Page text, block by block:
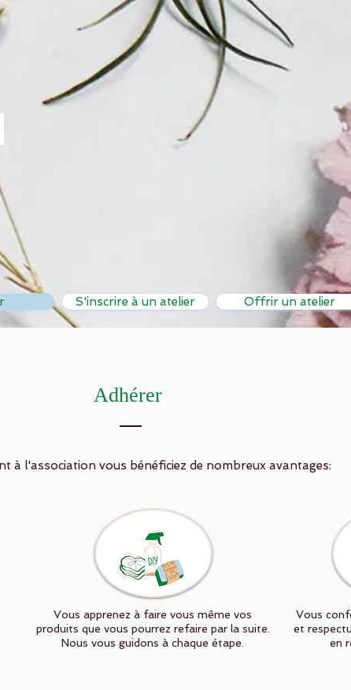
S'inscrire à un atelier Offrir un atelier
Adhérer
à l'association vous bénéficiez de nombreux avantages:
Vous apprenez à faire vous même vos
produits que vous pourrez refaire par la suite.
Nous vous guidons à chaque étape.
Vous
et
en